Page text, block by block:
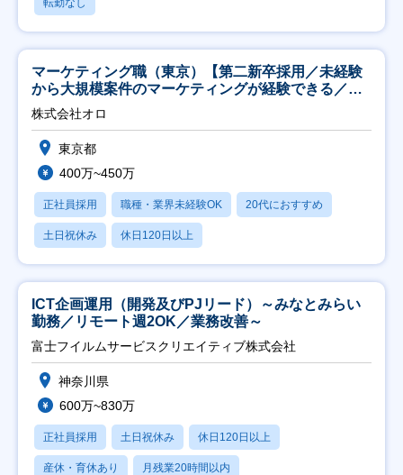
マーケティング職（東京）【第二新卒採用／未経験
から大規模案件のマーケティングが経験できる／研
修充実】
株式会社オロ
東京都
400万~450万
正社員採用 職種・業界未経験OK 20代におすすめ
土日祝休み 休日120日以上
ICT企画運用（開発及びPJリード）～みなとみらい
勤務／リモート週2OK／業務改善～
富士フイルムサービスクリエイティブ株式会社
神奈川県
600万~830万
正社員採用 土日祝休み 休日120日以上
産休・育休あり 月残業20時間以内